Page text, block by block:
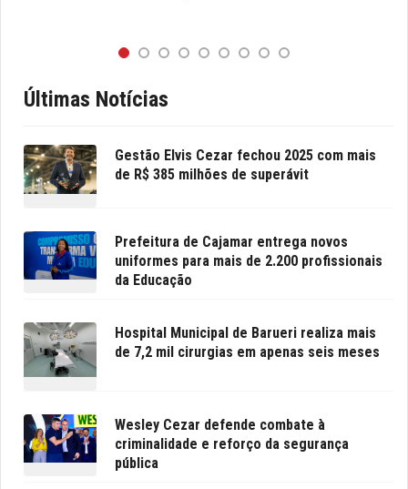
Últimas Notícias
Gestão Elvis Cezar fechou 2025 com mais
de R$ 385 milhões de superávit
Prefeitura de Cajamar entrega novos
uniformes para mais de 2.200 profissionais
da Educação
Hospital Municipal de Barueri realiza mais
de 7,2 mil cirurgias em apenas seis meses
Wesley Cezar defende combate à
criminalidade e reforço da segurança
pública